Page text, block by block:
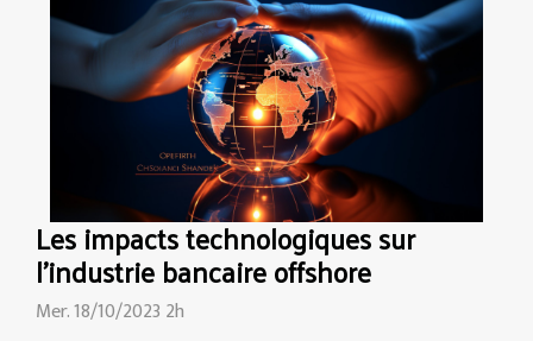
Les impacts technologiques sur
l'industrie bancaire offshore
Mer. 18/10/2023 2h